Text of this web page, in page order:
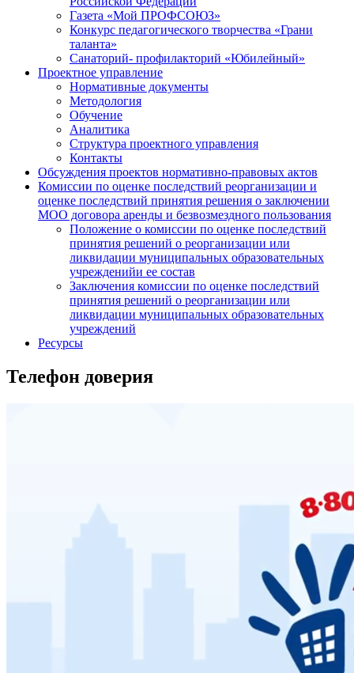
Газета «Мой ПРОФСОЮЗ»
Конкурс педагогического творчества «Грани
таланта»
Санаторий- профилакторий «Юбилейный»
Проектное управление
Нормативные документы
Методология
Обучение
Аналитика
Структура проектного управления
Контакты
Обсуждения проектов нормативно-правовых актов
Комиссии по оценке последствий реорганизации и
оценке последствий принятия решения о заключении
МОО договора аренды и безвозмездного пользования
Положение о комиссии по оценке последствий
принятия решений о реорганизации или
ликвидации муниципальных образовательных
учрежденийи ее состав
Заключения комиссии по оценке последствий
принятия решений о реорганизации или
ликвидации муниципальных образовательных
учреждений
Ресурсы
Телефон доверия